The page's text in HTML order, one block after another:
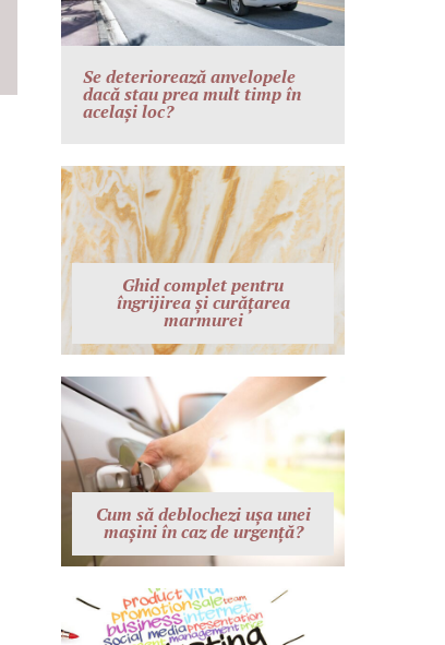
Se deteriorează anvelopele
dacă stau prea mult timp în
același loc?
Ghid complet pentru
îngrijirea și curățarea
marmurei
Cum să deblochezi ușa unei
mașini în caz de urgență?